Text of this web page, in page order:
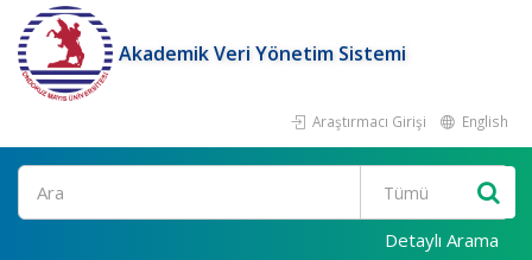
Akademik Veri Yönetim Sistemi
Araştırmacı Girişi English
Ara
Detaylı Arama